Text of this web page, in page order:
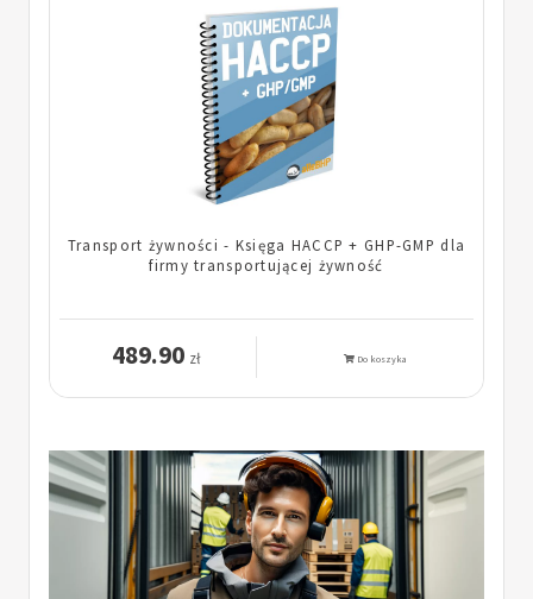
Transport żywności - Księga HACCP + GHP-GMP dla
firmy transportującej żywność
489.90 zł Do koszyka